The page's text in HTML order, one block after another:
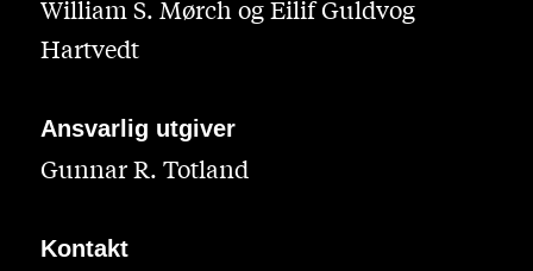
William S. Mørch og Eilif Guldvog
Hartvedt
Ansvarlig utgiver
Gunnar R. Totland
Kontakt